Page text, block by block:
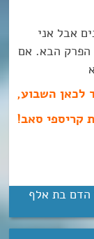
אבל אני
הפרק הבא. אם
לכאן השבוע,
קריספי סאב!
בת אלף